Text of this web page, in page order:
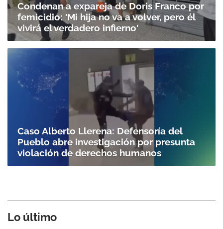
Condenan a expareja de Doris Franco por
femicidio: 'Mi hija no va a volver, pero él
vivirá el verdadero infierno'
Caso Alberto Llerena: Defensoría del
Pueblo abre investigación por presunta
violación de derechos humanos
Lo último